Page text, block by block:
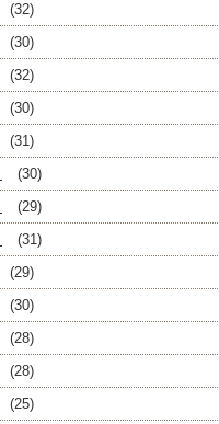
(32)
(30)
(32)
(30)
(31)
(30)
(29)
(31)
(29)
(30)
(28)
(28)
(25)